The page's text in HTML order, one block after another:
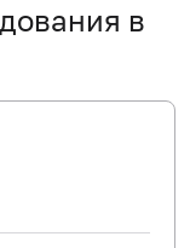
в